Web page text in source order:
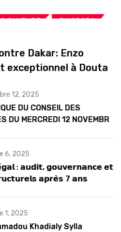
CULTURE DIASPORA
Dakar: Enzo
exceptionnel à Douta
12, 2025
DU CONSEIL DES
DU MERCREDI 12 NOVEMBRE
6, 2025
: 𝗮𝘂𝗱𝗶𝘁, 𝗴𝗼𝘂𝘃𝗲𝗿𝗻𝗮𝗻𝗰𝗲 𝗲𝘁
𝗮𝗽𝗿𝗲̀𝘀 7 𝗮𝗻𝘀
1, 2025
Khadialy Sylla